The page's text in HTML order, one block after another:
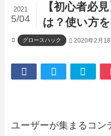
【初心者必
は？使い方を
2021
5/04
グロースハック 2020年2月18
ユーザーが集まるコン